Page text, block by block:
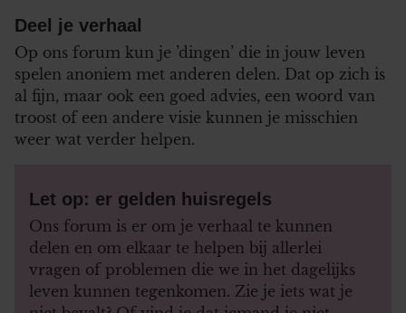
Deel je verhaal
Op ons forum kun je ’dingen’ die in jouw leven
spelen anoniem met anderen delen. Dat op zich is
al fijn, maar ook een goed advies, een woord van
troost of een andere visie kunnen je misschien
weer wat verder helpen.
Let op: er gelden huisregels
Ons forum is er om je verhaal te kunnen
delen en om elkaar te helpen bij allerlei
vragen of problemen die we in het dagelijks
leven kunnen tegenkomen. Zie je iets wat je